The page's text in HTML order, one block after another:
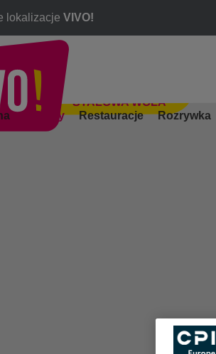
lokalizacje VIVO!
STALOWA WOLA
Zakupy Restauracje Rozrywka
udane zakupy.